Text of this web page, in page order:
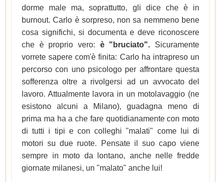
dorme male ma, soprattutto, gli dice che è in
burnout. Carlo è sorpreso, non sa nemmeno bene
cosa significhi, si documenta e deve riconoscere
che è proprio vero: è "bruciato". Sicuramente
vorrete sapere com'è finita: Carlo ha intrapreso un
percorso con uno psicologo per affrontare questa
sofferenza oltre a rivolgersi ad un avvocato del
lavoro. Attualmente lavora in un motolavaggio (ne
esistono alcuni a Milano), guadagna meno di
prima ma ha a che fare quotidianamente con moto
di tutti i tipi e con colleghi "malati" come lui di
motori su due ruote. Pensate il suo capo viene
sempre in moto da lontano, anche nelle fredde
giornate milanesi, un "malato" anche lui!